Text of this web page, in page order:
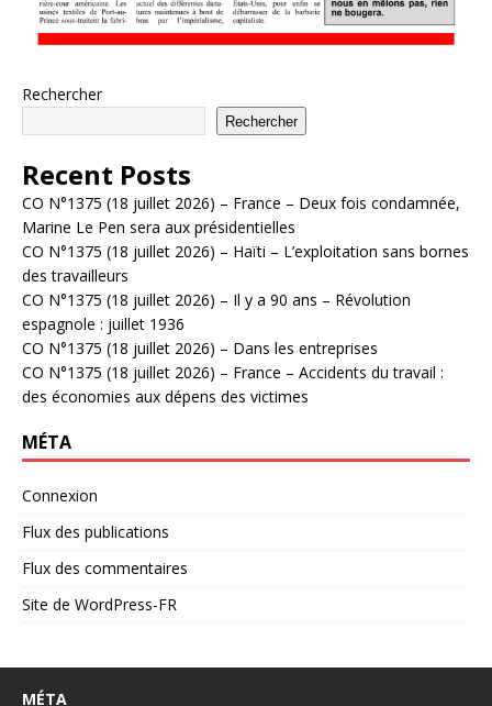
Rechercher
Rechercher
Recent Posts
CO N°1375 (18 juillet 2026) – France – Deux fois condamnée,
Marine Le Pen sera aux présidentielles
CO N°1375 (18 juillet 2026) – Haïti – L’exploitation sans bornes
des travailleurs
CO N°1375 (18 juillet 2026) – Il y a 90 ans – Révolution
espagnole : juillet 1936
CO N°1375 (18 juillet 2026) – Dans les entreprises
CO N°1375 (18 juillet 2026) – France – Accidents du travail :
des économies aux dépens des victimes
MÉTA
Connexion
Flux des publications
Flux des commentaires
Site de WordPress-FR
MÉTA